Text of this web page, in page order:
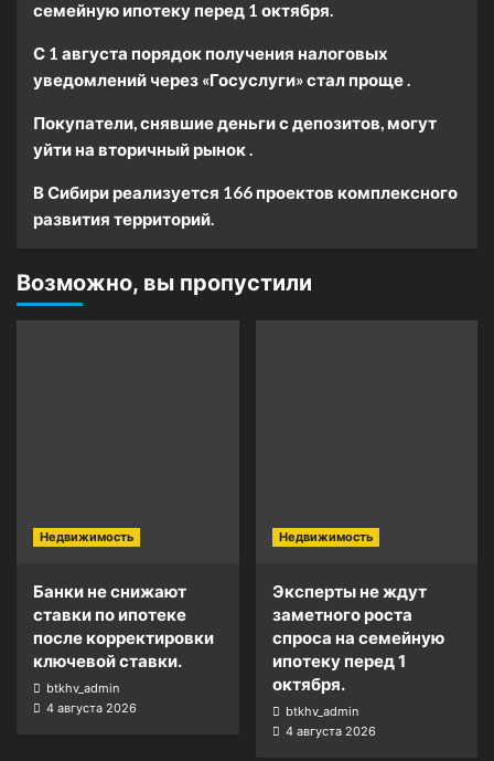
семейную ипотеку перед 1 октября.
С 1 августа порядок получения налоговых
уведомлений через «Госуслуги» стал проще .
Покупатели, снявшие деньги с депозитов, могут
уйти на вторичный рынок .
В Сибири реализуется 166 проектов комплексного
развития территорий.
Возможно, вы пропустили
Недвижимость
Банки не снижают
ставки по ипотеке
после корректировки
ключевой ставки.
btkhv_admin
4 августа 2026
Недвижимость
Эксперты не ждут
заметного роста
спроса на семейную
ипотеку перед 1
октября.
btkhv_admin
4 августа 2026